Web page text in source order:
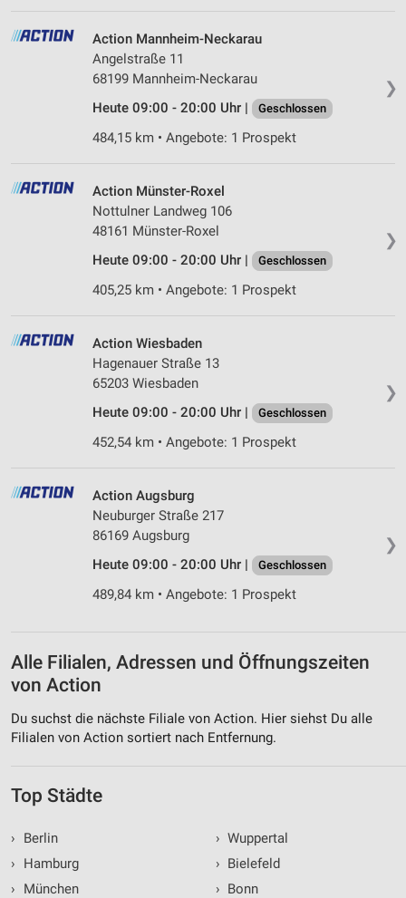
❯
Action Mannheim-Neckarau
Angelstraße 11
68199 Mannheim-Neckarau
Heute 09:00 - 20:00 Uhr |
Geschlossen
484,15 km • Angebote: 1 Prospekt
❯
Action Münster-Roxel
Nottulner Landweg 106
48161 Münster-Roxel
Heute 09:00 - 20:00 Uhr |
Geschlossen
405,25 km • Angebote: 1 Prospekt
❯
Action Wiesbaden
Hagenauer Straße 13
65203 Wiesbaden
Heute 09:00 - 20:00 Uhr |
Geschlossen
452,54 km • Angebote: 1 Prospekt
❯
Action Augsburg
Neuburger Straße 217
86169 Augsburg
Heute 09:00 - 20:00 Uhr |
Geschlossen
489,84 km • Angebote: 1 Prospekt
Alle Filialen, Adressen und Öffnungszeiten
von Action
Du suchst die nächste Filiale von Action. Hier siehst Du alle
Filialen von Action sortiert nach Entfernung.
Top Städte
›
Berlin
›
Hamburg
›
München
› Wuppertal
› Bielefeld
› Bonn